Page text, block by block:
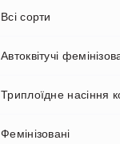
Всі сорти
Автоквітучі
Триплоїдне насіння
Фемінізовані